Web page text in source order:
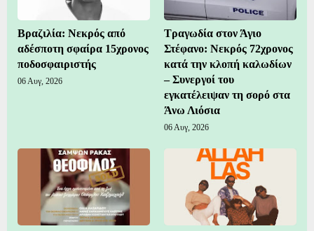
Βραζιλία: Νεκρός από
αδέσποτη σφαίρα 15χρονος
ποδοσφαιριστής
06 Αυγ, 2026
Τραγωδία στον Άγιο
Στέφανο: Νεκρός 72χρονος
κατά την κλοπή καλωδίων
– Συνεργοί του
εγκατέλειψαν τη σορό στα
Άνω Λιόσια
06 Αυγ, 2026